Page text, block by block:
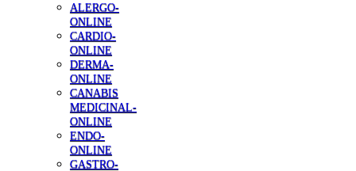
ALERGO-
ONLINE
CARDIO-
ONLINE
DERMA-
ONLINE
CANABIS
MEDICINAL-
ONLINE
ENDO-
ONLINE
GASTRO-